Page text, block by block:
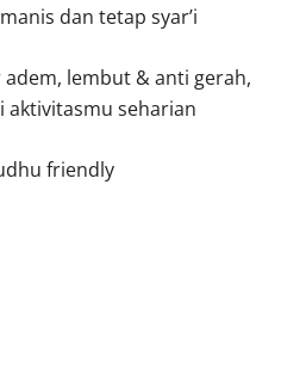
dan tetap syar’i
lembut & anti gerah,
aktivitasmu seharian
friendly